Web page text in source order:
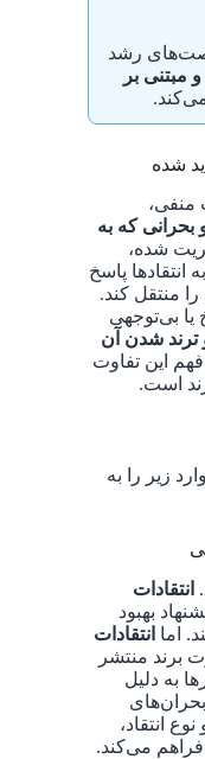
رشد
بر
شده
منفی،
که به
شده،
پاسخ
منتقل کند.
بی‌توجهی
شدن آن
این تفاوت
است.
زیر را به
انتقادات
بهبود
اما انتقادات
برند منتشر
به دلیل
بحران‌های
انتقاد،
می‌کند.